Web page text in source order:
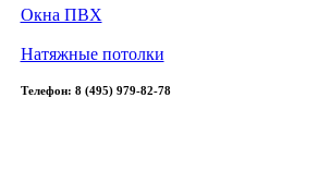
Окна ПВХ
Натяжные потолки
Телефон: 8 (495) 979-82-78